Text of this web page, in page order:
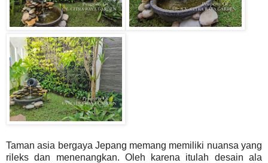
Taman asia bergaya Jepang memang memiliki nuansa yang
rileks dan menenangkan. Oleh karena itulah desain ala